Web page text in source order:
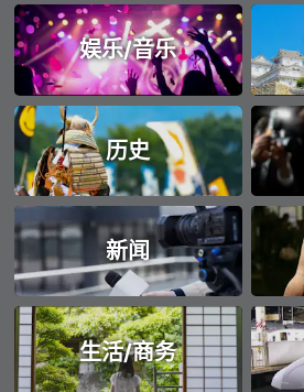
娱乐/音乐
历史
新闻
生活/商务